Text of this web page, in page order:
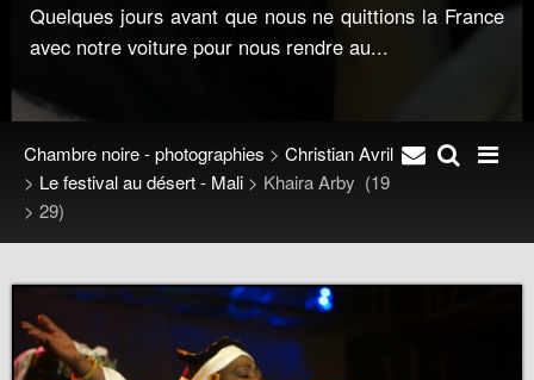
Quelques jours avant que nous ne quittions la France
avec notre voiture pour nous rendre au...
Chambre noire - photographies > Christian Avril
> Le festival au désert - Mali > Khaira Arby (19
> 29)